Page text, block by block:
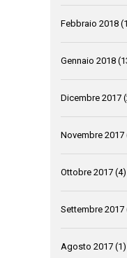
Febbraio 2018
Gennaio 2018
Dicembre 2017
Novembre 2017
Ottobre 2017 (4)
Settembre 2017
Agosto 2017 (1)